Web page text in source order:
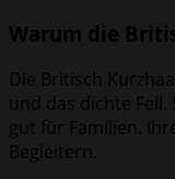
Warum die
Die Britisch
und das dichte
gut für Familien.
Begleitern.